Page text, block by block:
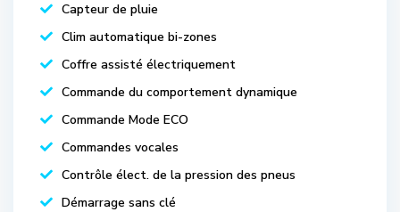
Capteur de pluie
Clim automatique bi-zones
Coffre assisté électriquement
Commande du comportement dynamique
Commande Mode ECO
Commandes vocales
Contrôle élect. de la pression des pneus
Démarrage sans clé